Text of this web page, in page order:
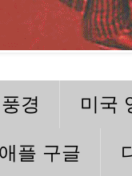
경 미국
애플 구글